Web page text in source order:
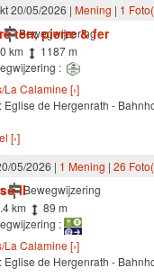
20/05/2026 | Mening | 1
Bewegwijzering
terr, pierre & fer
km
1187 m
:
La Calamine [›]
Eglise de Hergenrath -
[›]
05/2026 | 1 Mening | 26
Bewegwijzering
II
km
89 m
:
La Calamine [›]
Eglise de Hergenrath -